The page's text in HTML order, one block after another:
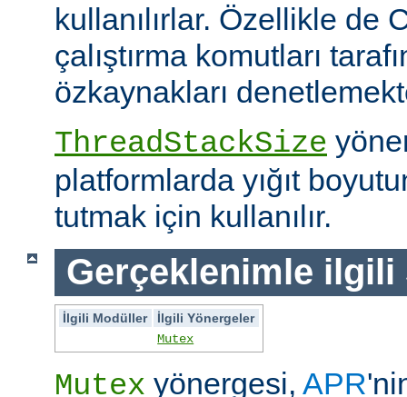
kullanılırlar. Özellikle de
çalıştırma komutları
özkaynakları
ThreadStackSize
platformlarda yığıt
tutmak için kullanılır.
Gerçeklenimle ilgili
İlgili Modüller
İlgili Yönergeler
Mutex
Mutex yönergesi, APR